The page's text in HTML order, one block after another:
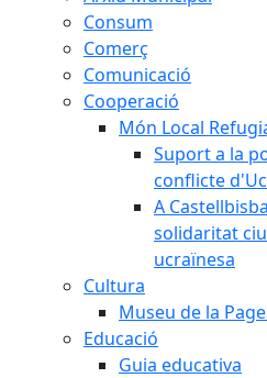
Consum
Comerç
Comunicació
Cooperació
Món Local
Suport a la
conflicte
A
solidaritat
ucraïnesa
Cultura
Museu de la
Educació
Guia educativa